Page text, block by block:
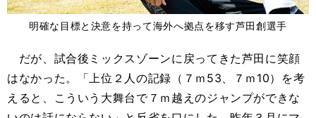
明確な目標と決意を持って海外へ拠点を移す芦田創選手
だが、試合後ミックスゾーンに戻ってきた芦田に笑顔
はなかった。「上位２人の記録（７ｍ53、７ｍ10）を考
えると、こういう大舞台で７ｍ越えのジャンプができな